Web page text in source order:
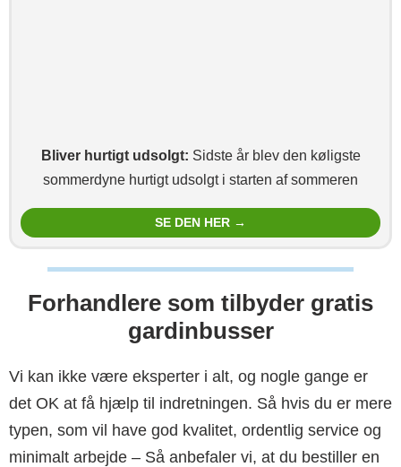
Bliver hurtigt udsolgt: Sidste år blev den køligste
sommerdyne hurtigt udsolgt i starten af sommeren
SE DEN HER →
Forhandlere som tilbyder gratis
gardinbusser
Vi kan ikke være eksperter i alt, og nogle gange er
det OK at få hjælp til indretningen. Så hvis du er mere
typen, som vil have god kvalitet, ordentlig service og
minimalt arbejde – Så anbefaler vi, at du bestiller en